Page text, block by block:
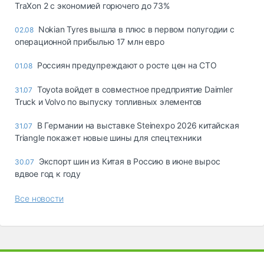
TraXon 2 с экономией горючего до 73%
02.08 Nokian Tyres вышла в плюс в первом полугодии с
операционной прибылью 17 млн евро
01.08 Россиян предупреждают о росте цен на СТО
31.07 Toyota войдет в совместное предприятие Daimler
Truck и Volvo по выпуску топливных элементов
31.07
В Германии на выставке Steinexpo 2026 китайская
Triangle покажет новые шины для спецтехники
30.07
Экспорт шин из Китая в Россию в июне вырос
вдвое год к году
Все новости